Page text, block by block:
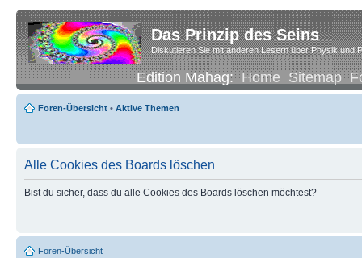
Das Prinzip des Seins
Diskutieren Sie mit anderen Lesern über Physik und
Edition Mahag:Home Sitemap
Foren-Übersicht • Aktive Themen
Alle Cookies des Boards löschen
Bist du sicher, dass du alle Cookies des Boards löschen möchtest?
Foren-Übersicht